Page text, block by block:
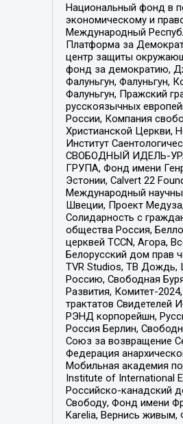
Национальный фонд в
экономическому и
Международный
Платформа за
центр защиты
фонд за демократию,
Фалуньгун, Фалуньгун,
Фалуньгун, Пражский
русскоязычных
России, Компания
Христианской Церкви,
Институт
СВОБОДНЫЙ ИДЕЛЬ-
ГРУПА, Фонд имени
Эстонии, Calvert 22
Международный
Швеции, Проект
Солидарность с
общества Россия,
церквей TCCN, Агора,
Белорусский дом прав
TVR Studios, ТВ Дождь,
Россию, Свободная
Развития, Комитет-
трактатов Свидетелей
РЭНД корпорейшн,
Россия Берлин,
Союз за возвращение
Федерация
Мобильная академия
Institute of International
Российско-канадский
Свободу, Фонд имени
Karelia, Вернись